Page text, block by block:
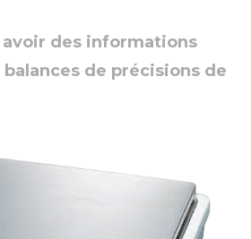
des informations
de précisions de